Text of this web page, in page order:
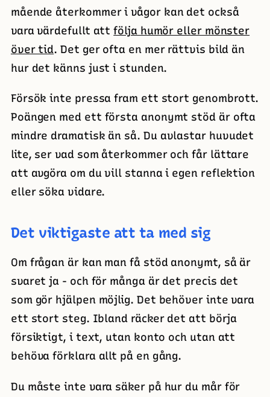
mående återkommer i vågor kan det också
vara värdefullt attfölja humör eller mönster
över tid. Det ger ofta en mer rättvis bild än
hur det känns just i stunden.
Försök inte pressa fram ett stort genombrott.
Poängen med ett första anonymt stöd är ofta
mindre dramatisk än så. Du avlastar huvudet
lite, ser vad som återkommer och får lättare
att avgöra om du vill stanna i egen reflektion
eller söka vidare.
Det viktigaste att ta med sig
Om frågan är kan man få stöd anonymt, så är
svaret ja - och för många är det precis det
som gör hjälpen möjlig. Det behöver inte vara
ett stort steg. Ibland räcker det att börja
försiktigt, i text, utan konto och utan att
behöva förklara allt på en gång.
Du måste inte vara säker på hur du mår för